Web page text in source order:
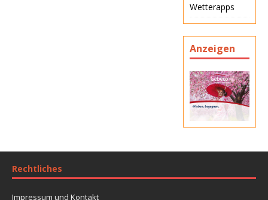
Wetterapps
Anzeigen
Rechtliches
Impressum und Kontakt